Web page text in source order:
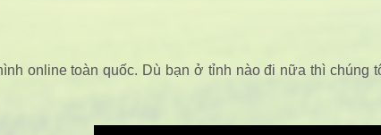
online toàn quốc. Dù bạn ở tỉnh nào đi nữa thì